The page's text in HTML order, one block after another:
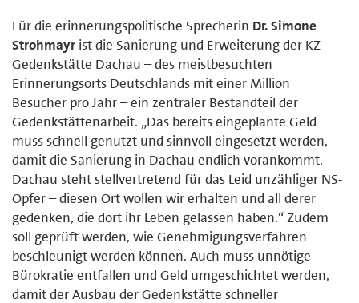
Für die erinnerungspolitische Sprecherin Dr. Simone
Strohmayr ist die Sanierung und Erweiterung der KZ-
Gedenkstätte Dachau – des meistbesuchten
Erinnerungsorts Deutschlands mit einer Million
Besucher pro Jahr – ein zentraler Bestandteil der
Gedenkstättenarbeit. „Das bereits eingeplante Geld
muss schnell genutzt und sinnvoll eingesetzt werden,
damit die Sanierung in Dachau endlich vorankommt.
Dachau steht stellvertretend für das Leid unzähliger NS-
Opfer – diesen Ort wollen wir erhalten und all derer
gedenken, die dort ihr Leben gelassen haben.“ Zudem
soll geprüft werden, wie Genehmigungsverfahren
beschleunigt werden können. Auch muss unnötige
Bürokratie entfallen und Geld umgeschichtet werden,
damit der Ausbau der Gedenkstätte schneller